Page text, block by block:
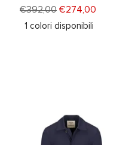
€392,00 €274,00
1 colori disponibili